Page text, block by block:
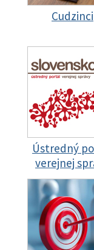
Cudzinci
Ústredný
verejnej